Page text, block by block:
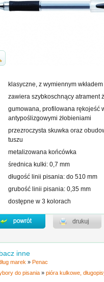
klasyczne, z wymiennym wkładem
zawiera szybkoschnący atrament
gumowana, profilowana rękojeść
antypoślizgowymi żłobieniami
przezroczysta skuwka oraz
tuszu
metalizowana końcówka
średnica kulki: 0,7 mm
długość linii pisania: do 510 mm
grubość linii pisania: 0,35 mm
dostępne w 3 kolorach
inne
marek » Penac
do pisania » pióra kulkowe,